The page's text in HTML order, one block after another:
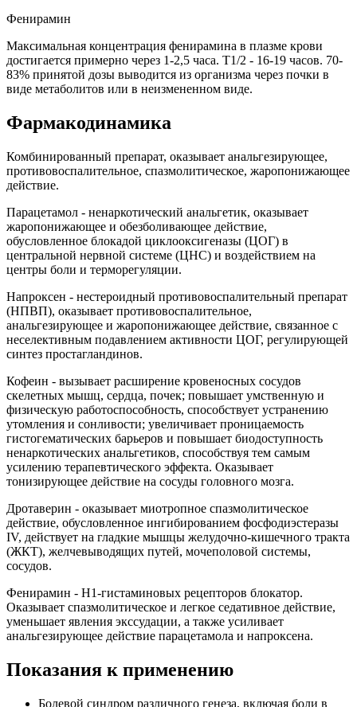
Фенирамин
Максимальная концентрация фенирамина в плазме крови
достигается примерно через 1-2,5 часа. T1/2 - 16-19 часов. 70-
83% принятой дозы выводится из организма через почки в
виде метаболитов или в неизмененном виде.
Фармакодинамика
Комбинированный препарат, оказывает анальгезирующее,
противовоспалительное, спазмолитическое, жаропонижающее
действие.
Парацетамол - ненаркотический анальгетик, оказывает
жаропонижающее и обезболивающее действие,
обусловленное блокадой циклооксигеназы (ЦОГ) в
центральной нервной системе (ЦНС) и воздействием на
центры боли и терморегуляции.
Напроксен - нестероидный противовоспалительный препарат
(НПВП), оказывает противовоспалительное,
анальгезирующее и жаропонижающее действие, связанное с
неселективным подавлением активности ЦОГ, регулирующей
синтез простагландинов.
Кофеин - вызывает расширение кровеносных сосудов
скелетных мышц, сердца, почек; повышает умственную и
физическую работоспособность, способствует устранению
утомления и сонливости; увеличивает проницаемость
гистогематических барьеров и повышает биодоступность
ненаркотических анальгетиков, способствуя тем самым
усилению терапевтического эффекта. Оказывает
тонизирующее действие на сосуды головного мозга.
Дротаверин - оказывает миотропное спазмолитическое
действие, обусловленное ингибированием фосфодиэстеразы
IV, действует на гладкие мышцы желудочно-кишечного тракта
(ЖКТ), желчевыводящих путей, мочеполовой системы,
сосудов.
Фенирамин - Н1-гистаминовых рецепторов блокатор.
Оказывает спазмолитическое и легкое седативное действие,
уменьшает явления экссудации, а также усиливает
анальгезирующее действие парацетамола и напроксена.
Показания к применению
Болевой синдром различного генеза, включая боли в